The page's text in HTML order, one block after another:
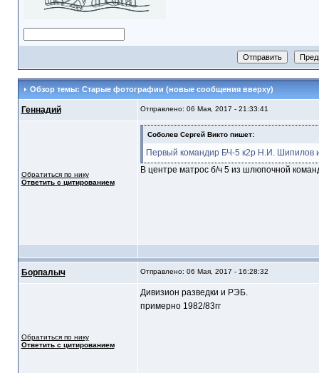
Обзор темы: Старые фотографии (новые сообщения вверху)
Геннадий Отправлено: 06 Мая, 2017 - 21:33:41
Обратиться по нику
Ответить с цитированием
Соболев Сергей Викто пишет:
Первый командир БЧ-5 к2р Н.И.
В центре матрос б/ч 5 из шлюпочной
Борпалыч Отправлено: 06 Мая, 2017 - 16:28:32
Обратиться по нику
Ответить с цитированием
Дивизион разведки и РЭБ.
примерно 1982/83гг